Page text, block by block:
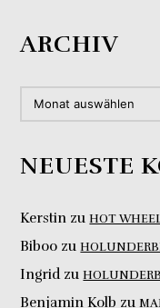
ARCHIV
NEUESTE
Kerstin zuHOT
Biboo zu
Ingridzu
Benjamin Kolb zu